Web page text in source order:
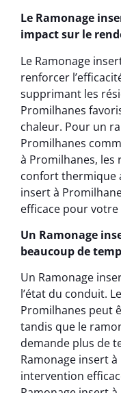
Le Ramonage
impact sur le
Le Ramonage
renforcer
supprimant les
Promilhanes
chaleur. Pour un
Promilhanes
à Promilhanes,
confort thermique
insert à
efficace pour
Un Ramonage
beaucoup de
Un Ramonage
l’état du conduit.
Promilhanes peut
tandis que le
demande plus de
Ramonage insert
intervention